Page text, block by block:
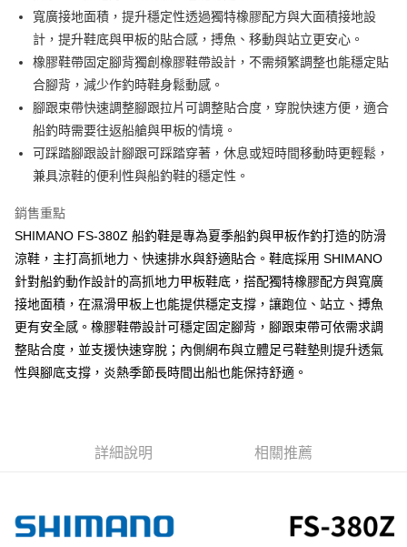
1.分期款項不併入電信帳單，「大哥付你分期」於每月結算日後寄送繳費提
醒簡訊。
帳／街口支付／iPASS MONEY」等通路繳費。
【注意事項】
1.本服務係由「台灣大哥大股份有限公司」（以下簡稱本公司）所提供，讓
用戶於交易時，得透過本服務購買商品或服務，並由商店將買賣／分期付款
買賣價金債權讓與本公司後，依約使用本公司帳單繳交帳款。
資料（包含姓名、電話或地址）提供予台灣大哥大進項蒐集、處理及利用，
3.完整用戶服務條款，請詳閱以下連結：
【「AFTEE先享後付」結帳流程】
１．於結帳方式選擇「AFTEE先享後付」後，將跳轉至「AFTEE先享後付」
結帳頁面，進行簡訊認證並確認金額後，即可完成結帳。
３．收到繳費通知簡訊後14天內，點擊此簡訊中的連結，可透過四大超商／
ATM／網路銀行／等多元方式進行付款，方視為交易完成。
※ 請注意：結帳手續完成當下不需立刻繳費，但若您需要取消訂單，請聯絡
購買商品的店家。未經商家同意取消之訂單仍視為有效，需透過AFTEE先享
後付繳納相關費用。
※ 交易是否成功請以「AFTEE先享後付 」之結帳頁面顯示為準，若有關於
客戶支援中心」
【注意事項】
１．透過由恩沛科技股份有限公司提供之「AFTEE先享後付」服務完成之交
權轉讓予恩沛科技股份有限公司。
２．關於個人資料處理事宜，請瀏覽以下網址：
https://aftee.tw/terms/#terms3
３．未成年的使用者請事先徵得法定代理人或監護人之同意方可使用
「AFTEE先享後付」，若未經同意申辦者引起之損失，本公司不負相關責
任。
恩沛科技股份有限公司將有權停止該用戶之使用額度並採取法律行動。
全家取貨付款
每筆NT$60，滿NT$1,200(含以上)免運費
付款後全家取貨
每筆NT$60，滿NT$1,200(含以上)免運費
7-11取貨付款
每筆NT$60，滿NT$1,200(含以上)免運費
付款後7-11取貨
每筆NT$60，滿NT$1,200(含以上)免運費
一般宅配（門市自取請勿下單，請聯繫客服）
每筆NT$100，滿NT$2,000(含以上)免運費
離島一般宅配
每筆NT$200，滿NT$2,000(含以上)免運費
貨到付款（門市自取請勿下單，請聯繫客服）
寬廣接地面積，提升穩定性透過獨特橡膠配方與大面積接地設
計，提升鞋底與甲板的貼合感，搏魚、移動與站立更安心。
橡膠鞋帶固定腳背獨創橡膠鞋帶設計，不需頻繁調整也能穩定貼
合腳背，減少作釣時鞋身鬆動感。
腳跟束帶快速調整腳跟拉片可調整貼合度，穿脫快速方便，適合
船釣時需要往返船艙與甲板的情境。
可踩踏腳跟設計腳跟可踩踏穿著，休息或短時間移動時更輕鬆，
兼具涼鞋的便利性與船釣鞋的穩定性。
銷售重點
SHIMANO FS-380Z 船釣鞋是專為夏季船釣與甲板作釣打造的防滑
涼鞋，主打高抓地力、快速排水與舒適貼合。鞋底採用 SHIMANO
針對船釣動作設計的高抓地力甲板鞋底，搭配獨特橡膠配方與寬廣
接地面積，在濕滑甲板上也能提供穩定支撐，讓跑位、站立、搏魚
更有安全感。橡膠鞋帶設計可穩定固定腳背，腳跟束帶可依需求調
整貼合度，並支援快速穿脫；內側網布與立體足弓鞋墊則提升透氣
性與腳底支撐，炎熱季節長時間出船也能保持舒適。
詳細說明 相關推薦